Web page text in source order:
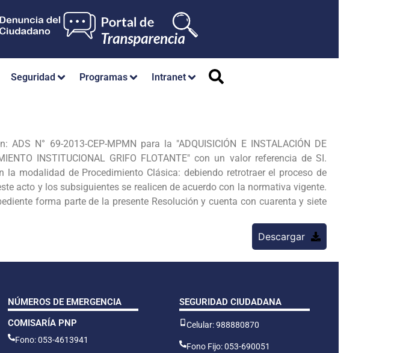
Seguridad Programas Intranet
ADS N° 69-2013-CEP-MPMN para la "ADQUISICIÓN E INSTALACIÓN DE
INSTITUCIONAL GRIFO FLOTANTE" con un valor referencia de SI.
la modalidad de Procedimiento Clásica: debiendo retrotraer el proceso de
acto y los subsiguientes se realicen de acuerdo con la normativa vigente.
forma parte de la presente Resolución y cuenta con cuarenta y siete
Descargar
NÚMEROS DE EMERGENCIA
COMISARÍA PNP
Fono: 053-4613941
SEGURIDAD CIUDADANA
Celular: 988880870
Fono Fijo: 053-690051